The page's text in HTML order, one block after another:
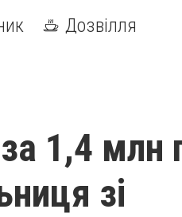
Дозвілля
1,4 млн
зі